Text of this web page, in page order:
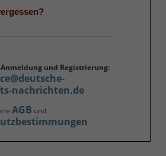
und Registrierung:
nachrichten.de
AGB und